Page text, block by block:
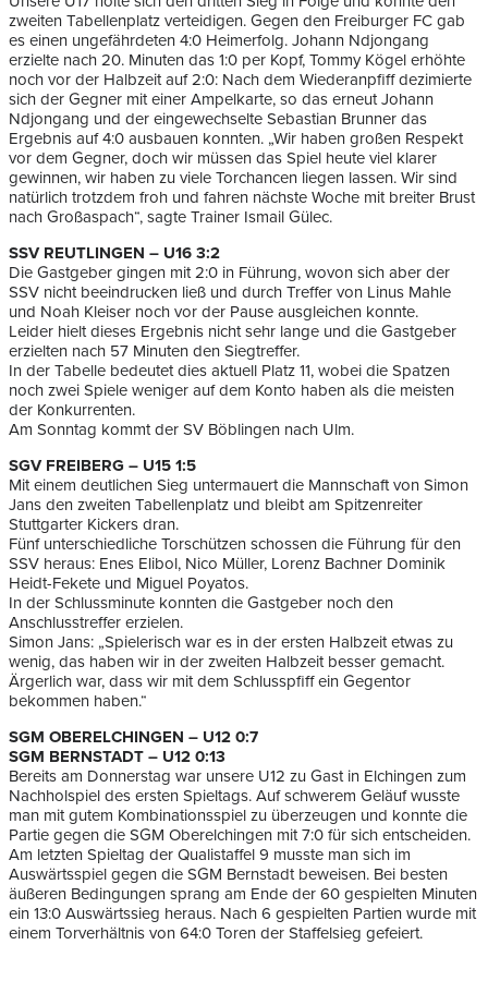
zweiten Tabellenplatz verteidigen. Gegen den Freiburger FC gab
es einen ungefährdeten 4:0 Heimerfolg. Johann Ndjongang
erzielte nach 20. Minuten das 1:0 per Kopf, Tommy Kögel erhöhte
noch vor der Halbzeit auf 2:0: Nach dem Wiederanpfiff dezimierte
sich der Gegner mit einer Ampelkarte, so das erneut Johann
Ndjongang und der eingewechselte Sebastian Brunner das
Ergebnis auf 4:0 ausbauen konnten. „Wir haben großen Respekt
vor dem Gegner, doch wir müssen das Spiel heute viel klarer
gewinnen, wir haben zu viele Torchancen liegen lassen. Wir sind
natürlich trotzdem froh und fahren nächste Woche mit breiter Brust
nach Großaspach“, sagte Trainer Ismail Gülec.
SSV REUTLINGEN – U16 3:2
Die Gastgeber gingen mit 2:0 in Führung, wovon sich aber der
SSV nicht beeindrucken ließ und durch Treffer von Linus Mahle
und Noah Kleiser noch vor der Pause ausgleichen konnte.
Leider hielt dieses Ergebnis nicht sehr lange und die Gastgeber
erzielten nach 57 Minuten den Siegtreffer.
In der Tabelle bedeutet dies aktuell Platz 11, wobei die Spatzen
noch zwei Spiele weniger auf dem Konto haben als die meisten
der Konkurrenten.
Am Sonntag kommt der SV Böblingen nach Ulm.
SGV FREIBERG – U15 1:5
Mit einem deutlichen Sieg untermauert die Mannschaft von Simon
Jans den zweiten Tabellenplatz und bleibt am Spitzenreiter
Stuttgarter Kickers dran.
Fünf unterschiedliche Torschützen schossen die Führung für den
SSV heraus: Enes Elibol, Nico Müller, Lorenz Bachner Dominik
Heidt-Fekete und Miguel Poyatos.
In der Schlussminute konnten die Gastgeber noch den
Anschlusstreffer erzielen.
Simon Jans: „Spielerisch war es in der ersten Halbzeit etwas zu
wenig, das haben wir in der zweiten Halbzeit besser gemacht.
Ärgerlich war, dass wir mit dem Schlusspfiff ein Gegentor
bekommen haben.“
SGM OBERELCHINGEN – U12 0:7
SGM BERNSTADT – U12 0:13
Bereits am Donnerstag war unsere U12 zu Gast in Elchingen zum
Nachholspiel des ersten Spieltags. Auf schwerem Geläuf wusste
man mit gutem Kombinationsspiel zu überzeugen und konnte die
Partie gegen die SGM Oberelchingen mit 7:0 für sich entscheiden.
Am letzten Spieltag der Qualistaffel 9 musste man sich im
Auswärtsspiel gegen die SGM Bernstadt beweisen. Bei besten
äußeren Bedingungen sprang am Ende der 60 gespielten Minuten
ein 13:0 Auswärtssieg heraus. Nach 6 gespielten Partien wurde mit
einem Torverhältnis von 64:0 Toren der Staffelsieg gefeiert.